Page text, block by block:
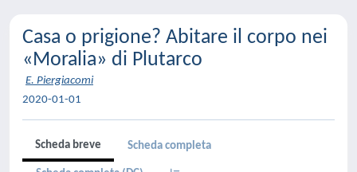
Casa o prigione? Abitare il corpo nei
«Moralia» di Plutarco
E. Piergiacomi
2020-01-01
Scheda breve Scheda completa